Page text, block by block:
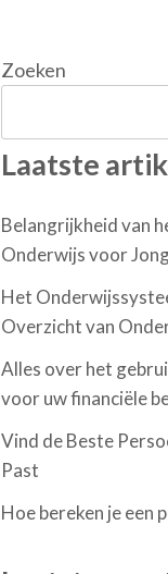
Zoeken
Laatste
Belangrijkheid van
Onderwijs voor
Het
Overzicht van
Alles over het
voor uw financiële
Vind de Beste
Past
Hoe bereken je een